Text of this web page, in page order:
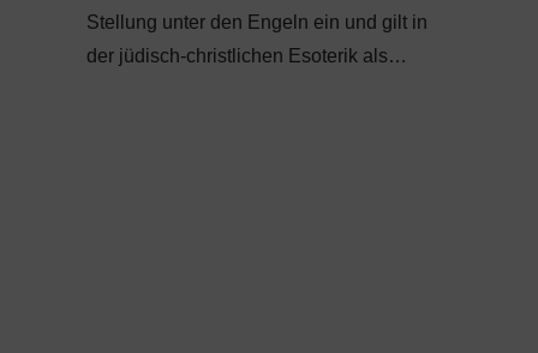
Stellung unter den Engeln ein und gilt in
der jüdisch-christlichen Esoterik als…